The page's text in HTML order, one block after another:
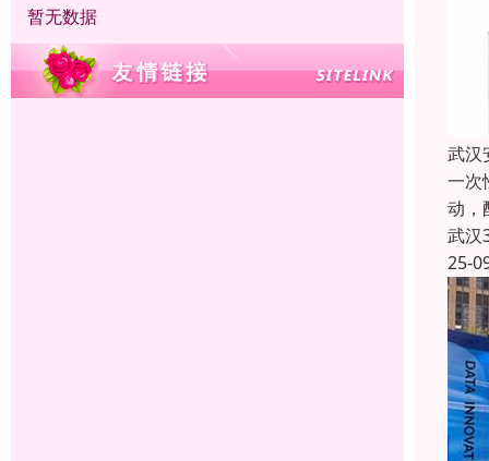
暂无数据
武汉
一次
动，
武汉
25-